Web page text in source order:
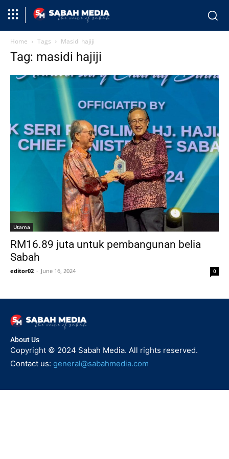
Home Tags Masidi hajiji
Tag: masidi hajiji
Utama
RM16.89 juta untuk pembangunan belia
Sabah
editor02 - June 16, 2024 0
About Us
Copyright © 2024 Sabah Media. All rights reserved.
Contact us: general@sabahmedia.com